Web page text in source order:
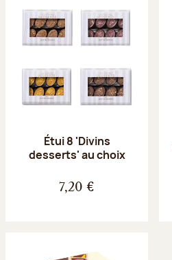
Étui 8 'Divins
desserts' au choix
7,20 €